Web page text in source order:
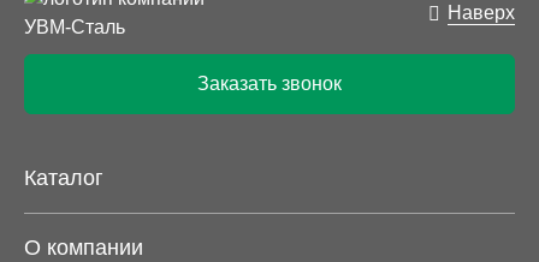
Наверх
Заказать звонок
Каталог
О компании